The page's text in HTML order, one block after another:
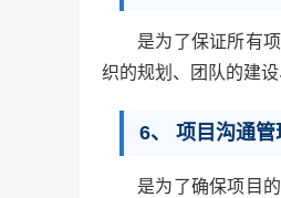
是为了保证所有
织的规划、团队的建
6、 项目沟通管
是为了确保项目